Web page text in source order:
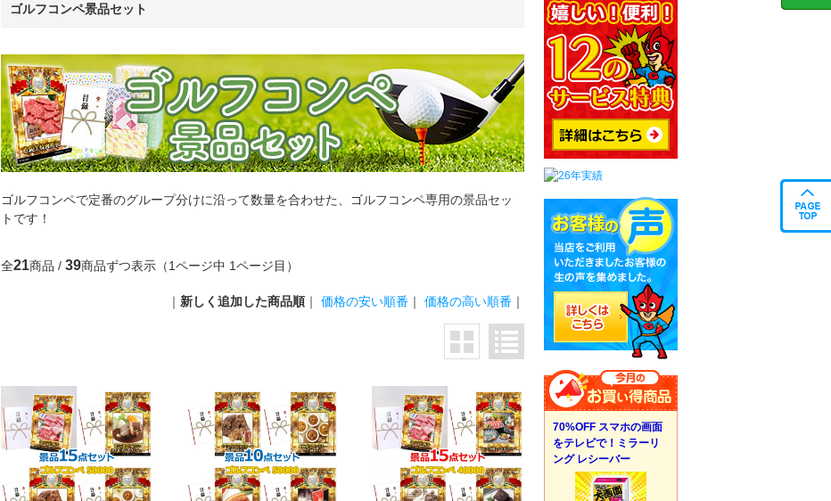
ゴルフコンペ景品セット
ゴルフコンペで定番のグループ分けに沿って数量を合わせた、ゴルフコンペ専用の景品セッ
トです！
全21商品 / 39商品ずつ表示（1ページ中 1ページ目）
｜ 新しく追加した商品順 ｜ 価格の安い順番 ｜ 価格の高い順番 ｜
70%OFF スマホの画面
をテレビで！ミラーリ
ング レシーバー